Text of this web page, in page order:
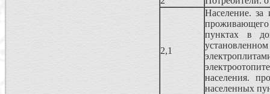
2,1
Население. за
проживающего
пунктах в
населения.
населенных